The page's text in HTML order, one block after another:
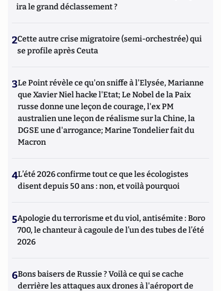
ira le grand déclassement ?
2Cette autre crise migratoire (semi-orchestrée) qui
se profile après Ceuta
3Le Point révèle ce qu'on sniffe à l'Elysée, Marianne
que Xavier Niel hacke l'Etat; Le Nobel de la Paix
russe donne une leçon de courage, l'ex PM
australien une leçon de réalisme sur la Chine, la
DGSE une d'arrogance; Marine Tondelier fait du
Macron
4L’été 2026 confirme tout ce que les écologistes
disent depuis 50 ans : non, et voilà pourquoi
5Apologie du terrorisme et du viol, antisémite : Boro
700, le chanteur à cagoule de l’un des tubes de l’été
2026
6Bons baisers de Russie ? Voilà ce qui se cache
derrière les attaques aux drones à l'aéroport de